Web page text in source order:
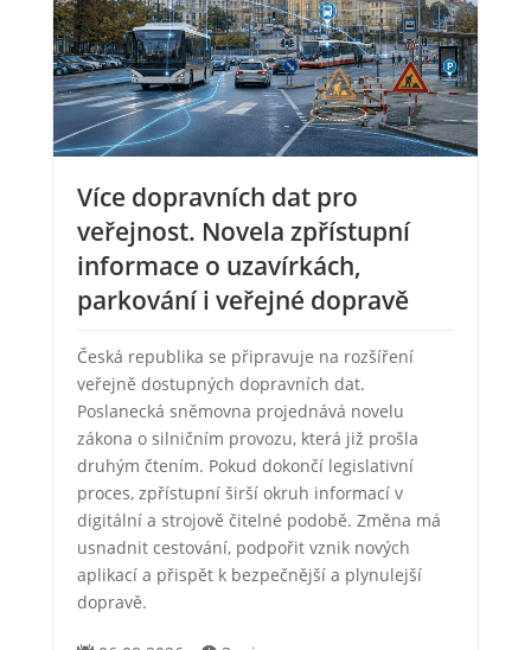
Více dopravních dat pro
veřejnost. Novela zpřístupní
informace o uzavírkách,
parkování i veřejné dopravě
Česká republika se připravuje na rozšíření
veřejně dostupných dopravních dat.
Poslanecká sněmovna projednává novelu
zákona o silničním provozu, která již prošla
druhým čtením. Pokud dokončí legislativní
proces, zpřístupní širší okruh informací v
digitální a strojově čitelné podobě. Změna má
usnadnit cestování, podpořit vznik nových
aplikací a přispět k bezpečnější a plynulejší
dopravě.